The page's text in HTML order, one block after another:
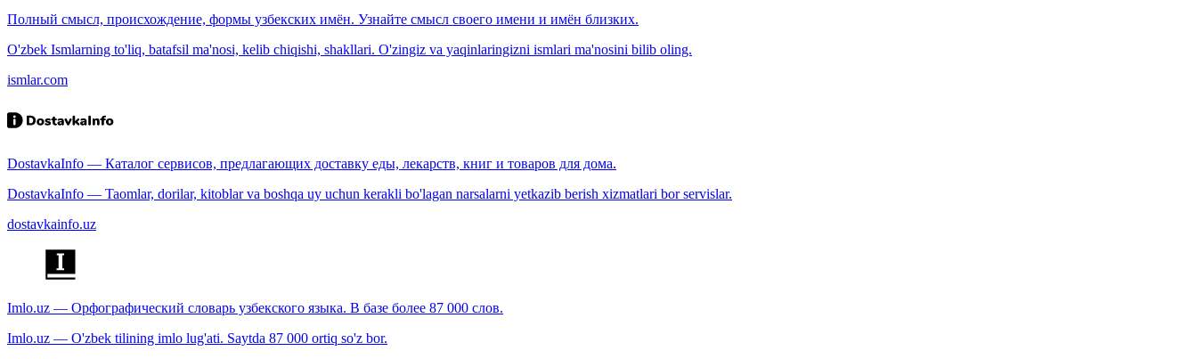
Полный смысл, происхождение, формы узбекских имён. Узнайте смысл своего имени и имён близких.
O'zbek Ismlarning to'liq, batafsil ma'nosi, kelib chiqishi, shakllari. O'zingiz va yaqinlaringizni ismlari ma'nosini bilib oling.
ismlar.com
DostavkaInfo — Каталог сервисов, предлагающих доставку еды, лекарств, книг и товаров для дома.
DostavkaInfo — Taomlar, dorilar, kitoblar va boshqa uy uchun kerakli bo'lagan narsalarni yetkazib berish xizmatlari bor servislar.
dostavkainfo.uz
Imlo.uz — Орфографический словарь узбекского языка. В базе более 87 000 слов.
Imlo.uz — O'zbek tilining imlo lug'ati. Saytda 87 000 ortiq so'z bor.